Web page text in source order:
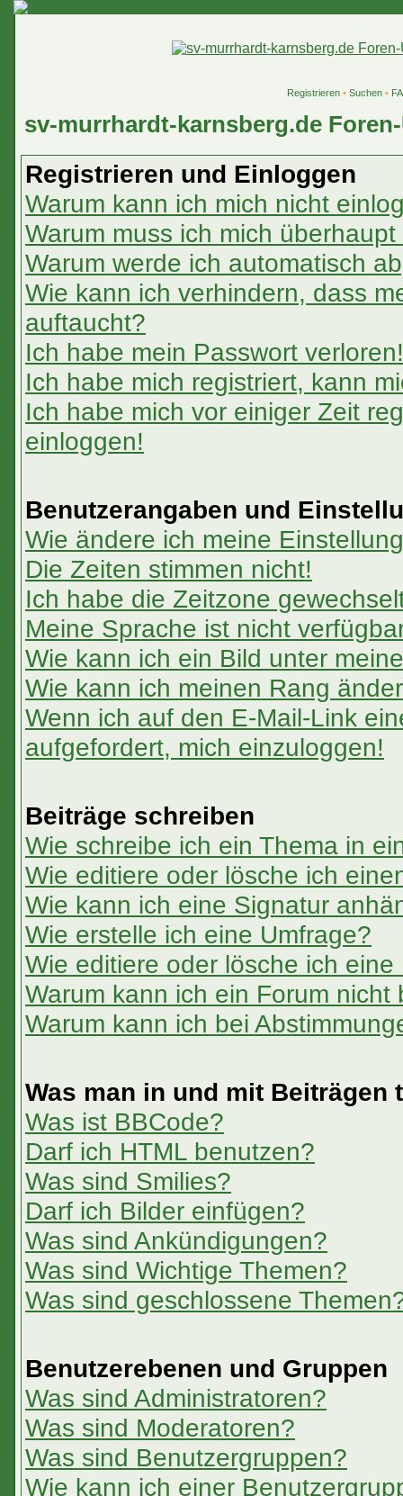
Registrieren• Suchen•
sv-murrhardt-karnsberg.de
Registrieren und Einloggen
Warum kann ich mich nicht
Warum muss ich mich
Warum werde ich automatisch
Wie kann ich verhindern, dass
auftaucht?
Ich habe mein Passwort verloren!
Ich habe mich registriert, kann
Ich habe mich vor einiger Zeit
einloggen!
Benutzerangaben und
Wie ändere ich meine
Die Zeiten stimmen nicht!
Ich habe die Zeitzone
Meine Sprache ist nicht
Wie kann ich ein Bild unter
Wie kann ich meinen Rang
Wenn ich auf den E-Mail-Link
aufgefordert, mich einzuloggen!
Beiträge schreiben
Wie schreibe ich ein Thema in
Wie editiere oder lösche ich
Wie kann ich eine Signatur
Wie erstelle ich eine Umfrage?
Wie editiere oder lösche ich eine
Warum kann ich ein Forum nicht
Warum kann ich bei
Was man in und mit Beiträgen
Was ist BBCode?
Darf ich HTML benutzen?
Was sind Smilies?
Darf ich Bilder einfügen?
Was sind Ankündigungen?
Was sind Wichtige Themen?
Was sind geschlossene
Benutzerebenen und Gruppen
Was sind Administratoren?
Was sind Moderatoren?
Was sind Benutzergruppen?
Wie kann ich einer